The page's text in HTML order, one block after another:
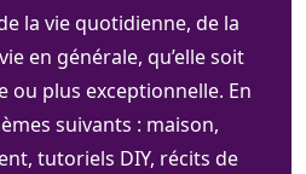
la vie quotidienne, de la
en générale, qu’elle soit
plus exceptionnelle. En
suivants : maison,
tutoriels DIY, récits de